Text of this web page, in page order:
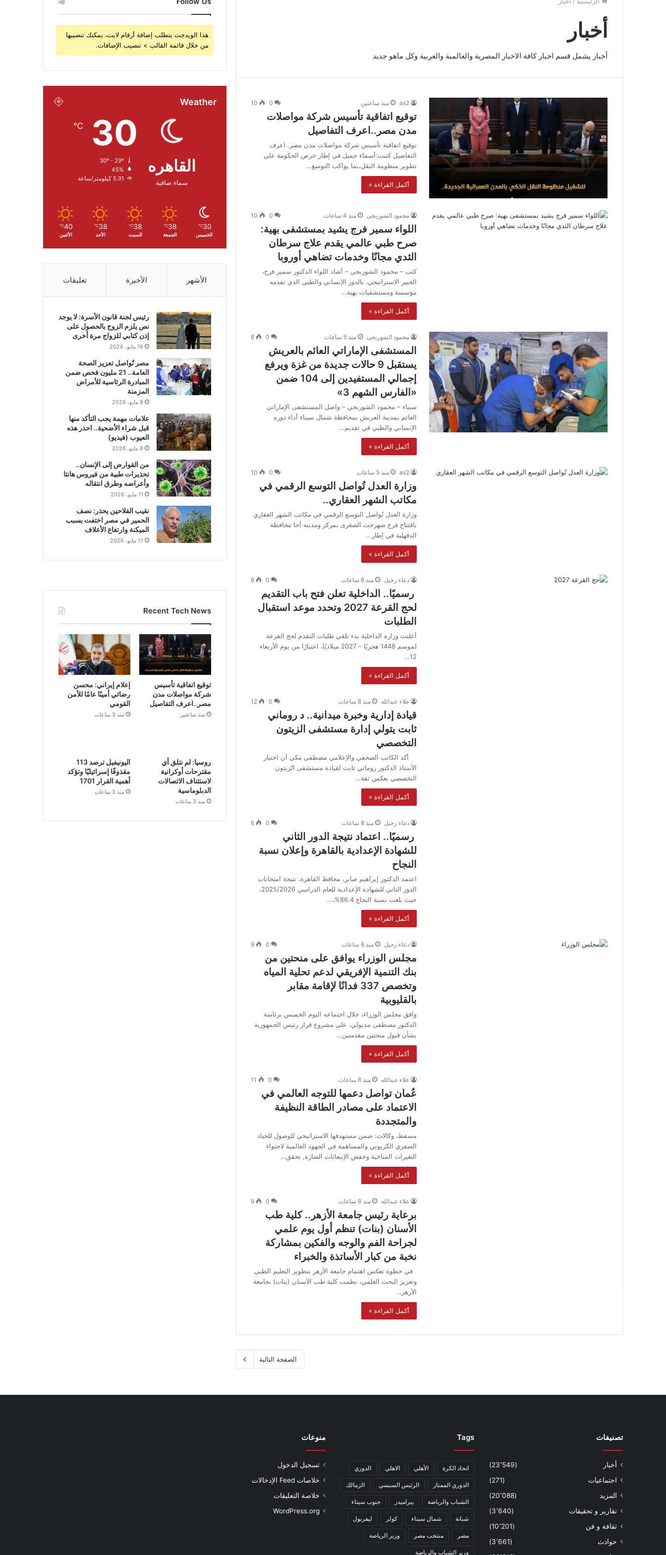
أخبار
أخبار يشمل قسم اخبار كافة الاخبار المصرية والعالمية والعربية وكل ماهو جديد
as2 منذ ساعتين 0
10
توقيع اتفاقية تأسيس شركة مواصلات
مدن مصر..اعرف التفاصيل
توقيع اتفاقية تأسيس شركة مواصلات مدن مصر..اعرف
التفاصيل كتبت:أسماء جميل في إطار حرص الحكومة علي
تطوير منظومة النقل،بما يواكب التوسع…
أكمل القراءة »
محمود الشوربجى منذ 4 ساعات 0
10
اللواء سمير فرج يشيد بمستشفى بهية:
صرح طبي عالمي يقدم علاج سرطان
الثدي مجانًا وخدمات تضاهي أوروبا
كتب – محمود الشوربجي – أشاد اللواء الدكتور سمير فرج،
الخبير الاستراتيجي، بالدور الإنساني والطبي الذي تقدمه
مؤسسة ومستشفيات بهية…
أكمل القراءة »
محمود الشوربجى منذ 5 ساعات 0
8
المستشفى الإماراتي العائم بالعريش
يستقبل 9 حالات جديدة من غزة ويرفع
إجمالي المستفيدين إلى 104 ضمن
«الفارس الشهم 3»
سيناء – محمود الشوربجي – واصل المستشفى الإماراتي
العائم بمدينة العريش بمحافظة شمال سيناء أداء دوره
الإنساني والطبي في تقديم…
أكمل القراءة »
as2 منذ 5 ساعات 0
10
وزارة العدل تُواصل التوسع الرقمي في
مكاتب الشهر العقاري..
وزارة العدل تُواصل التوسع الرقمي في مكاتب الشهر العقاري
بافتتاح فرع صهرجت الصغرى بمركز ومدينه أجا محافظة
الدقهلية في إطار…
أكمل القراءة »
دعاء رحيل منذ 8 ساعات 0
8
رسميًا.. الداخلية تعلن فتح باب التقديم
لحج القرعة 2027 وتحدد موعد استقبال
الطلبات
أعلنت وزارة الداخلية بدء تلقي طلبات التقدم لحج القرعة
لموسم 1448 هجريًا – 2027 ميلاديًا، اعتبارًا من يوم الأربعاء
12…
أكمل القراءة »
علاء عبدالله منذ 8 ساعات 0
12
قيادة إدارية وخبرة ميدانية.. د روماني
ثابت يتولي إدارة مستشفى الزيتون
التخصصي
أكد الكاتب الصحفي والإعلامي مصطفى مكي أن اختيار
الأستاذ الدكتور روماني ثابت لقيادة مستشفى الزيتون
التخصصي يعكس ثقة…
أكمل القراءة »
دعاء رحيل منذ 8 ساعات 0
6
رسميًا.. اعتماد نتيجة الدور الثاني
للشهادة الإعدادية بالقاهرة وإعلان نسبة
النجاح
اعتمد الدكتور إبراهيم صابر، محافظ القاهرة، نتيجة امتحانات
الدور الثاني للشهادة الإعدادية للعام الدراسي 2025/2026،
حيث بلغت نسبة النجاح 86.4%،…
أكمل القراءة »
دعاء رحيل منذ 8 ساعات 0
9
مجلس الوزراء يوافق على منحتين من
بنك التنمية الإفريقي لدعم تحلية المياه
وتخصص 337 فدانًا لإقامة مقابر
بالقليوبية
وافق مجلس الوزراء، خلال اجتماعه اليوم الخميس برئاسة
الدكتور مصطفى مدبولي، على مشروع قرار رئيس الجمهورية
بشأن قبول منحتين مقدمتين…
أكمل القراءة »
علاء عبدالله منذ 8 ساعات 0
11
عُمان تواصل دعمها للتوجه العالمي في
الاعتماد على مصادر الطاقة النظيفة
والمتجددة
مسقط، وكالات: ضمن مستهدفها الاستراتيجي للوصول للحياد
الصفري الكربوني والمساهمة في الجهود العالمية لاحتواء
التغيرات المناخية وخفض الإنبعاثات الضارة, تحقق…
أكمل القراءة »
علاء عبدالله منذ 8 ساعات 0
9
برعاية رئيس جامعة الأزهر.. كلية طب
الأسنان (بنات) تنظم أول يوم علمي
لجراحة الفم والوجه والفكين بمشاركة
نخبة من كبار الأساتذة والخبراء
في خطوة تعكس اهتمام جامعة الأزهر بتطوير التعليم الطبي
وتعزيز البحث العلمي، نظمت كلية طب الأسنان (بنات) بجامعة
الأزهر…
أكمل القراءة »
الصفحة التالية
هذا الويدجت يتطلب إضافة أرقام لايت، يمكنك تنصيبها
من خلال قائمة القالب > تنصيب الإضافات.
Weather
القاهره
سماء صافية
30
℃
45%
5.91 كيلومتر/ساعة
30
℃
الخميس
38
℃
الجمعة
38
℃
السبت
38
℃
الأحد
40
℃
الأثنين
الأشهر الأخيرة تعليقات
رئيس لجنة قانون الأسرة: لا يوجد
نص يلزم الزوج بالحصول على
إذن كتابي للزواج مرة أخرى
18 مايو، 2026
مصر تُواصل تعزيز الصحة
العامة.. 21 مليون فحص ضمن
المبادرة الرئاسية للأمراض
المزمنة
8 مايو، 2026
علامات مهمة يجب التأكد منها
قبل شراء الأضحية.. احذر هذه
العيوب (فيديو)
8 مايو، 2026
من القوارض إلى الإنسان..
تحذيرات طبية من فيروس هانتا
وأعراضه وطرق انتقاله
11 مايو، 2026
نقيب الفلاحين يحذر: نصف
الحمير في مصر اختفت بسبب
الميكنة وارتفاع الأعلاف
17 مايو، 2026
Recent Tech News
توقيع اتفاقية تأسيس
شركة مواصلات مدن
مصر..اعرف التفاصيل
منذ ساعتين
إعلام إيراني: محسن
رضائي أمينًا عامًا للأمن
القومي
منذ 3 ساعات
روسيا: لم نتلق أي
مقترحات أوكرانية
لاستئناف الاتصالات
الدبلوماسية
منذ 3 ساعات
اليونيفيل ترصد 113
مقذوفًا إسرائيليًا وتؤكد
أهمية القرار 1701
منذ 3 ساعات
تصنيفات
أخبار
(23٬549)
اجتماعيات
(271)
المزيد
(20٬088)
تقارير و تحقيقات
(3٬640)
ثقافة و فن
(10٬201)
حوادث
(3٬661)
Tags
اتحاد الكرة الأهلي الاهلي الدوري
الدوري الممتاز الرئيس السيسي الزمالك
الشباب والرياضة بيراميدز جنوب سيناء
شبانة شمال سيناء كولر ليفربول
مصر منتخب مصر وزير الرياضة
وزير الشباب والرياضة
منوعات
تسجيل الدخول
خلاصات Feed الإدخالات
خلاصة التعليقات
WordPress.org